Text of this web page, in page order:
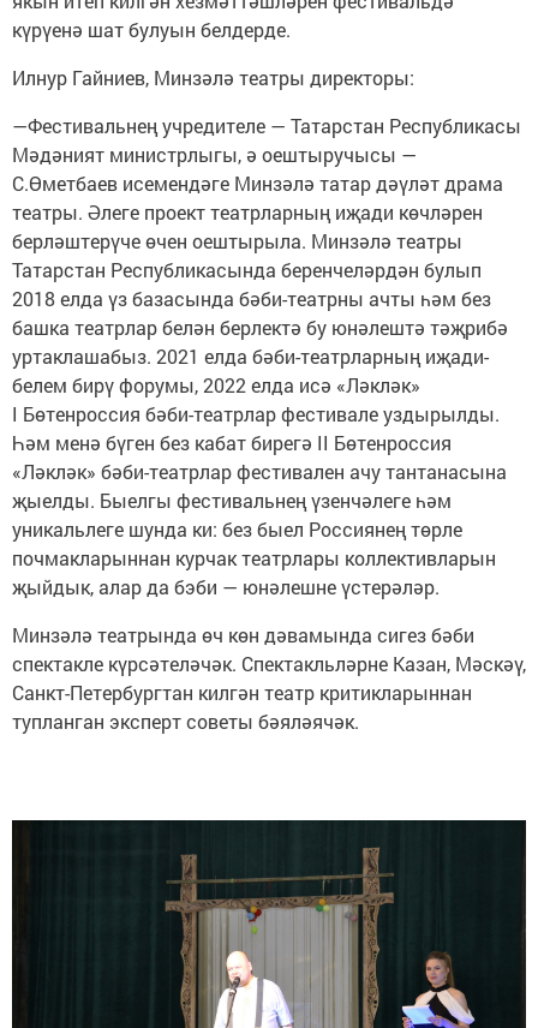
күрүенә шат булуын белдерде.
Илнур Гайниев, Минзәлә театры директоры:
—Фестивальнең учредителе — Татарстан Республикасы
Мәдәният министрлыгы, ә оештыручысы —
С.Өметбаев исемендәге Минзәлә татар дәүләт драма
театры. Әлеге проект театрларның иҗади көчләрен
берләштерүче өчен оештырыла. Минзәлә театры
Татарстан Республикасында беренчеләрдән булып
2018 елда үз базасында бәби-театрны ачты һәм без
башка театрлар белән берлектә бу юнәлештә тәҗрибә
уртаклашабыз. 2021 елда бәби-театрларның иҗади-
белем бирү форумы, 2022 елда исә «Ләкләк»
I Бөтенроссия бәби-театрлар фестивале уздырылды.
Һәм менә бүген без кабат бирегә II Бөтенроссия
«Ләкләк» бәби-театрлар фестивален ачу тантанасына
җыелды. Быелгы фестивальнең үзенчәлеге һәм
уникальлеге шунда ки: без быел Россиянең төрле
почмакларыннан курчак театрлары коллективларын
җыйдык, алар да бэби — юнәлешне үстерәләр.
Минзәлә театрында өч көн дәвамында сигез бәби
спектакле күрсәтеләчәк. Спектакльләрне Казан, Мәскәү,
Санкт-Петербургтан килгән театр критикларыннан
тупланган эксперт советы бәяләячәк.